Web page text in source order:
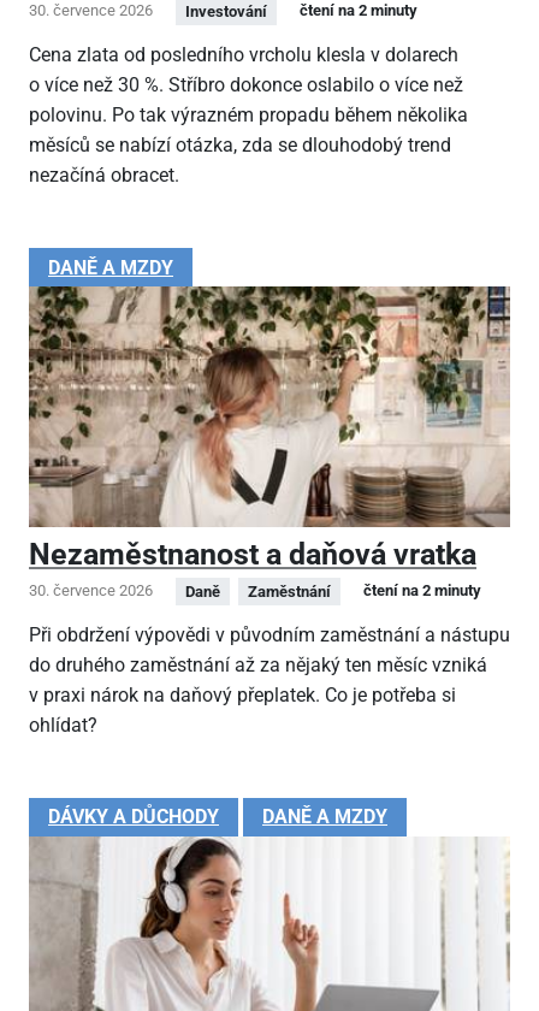
30. července 2026 Investování čtení na 2 minuty
Cena zlata od posledního vrcholu klesla v dolarech
o více než 30 %. Stříbro dokonce oslabilo o více než
polovinu. Po tak výrazném propadu během několika
měsíců se nabízí otázka, zda se dlouhodobý trend
nezačíná obracet.
DANĚ A MZDY
Nezaměstnanost a daňová vratka
30. července 2026 Daně Zaměstnání čtení na 2 minuty
Při obdržení výpovědi v původním zaměstnání a nástupu
do druhého zaměstnání až za nějaký ten měsíc vzniká
v praxi nárok na daňový přeplatek. Co je potřeba si
ohlídat?
DÁVKY A DŮCHODY DANĚ A MZDY